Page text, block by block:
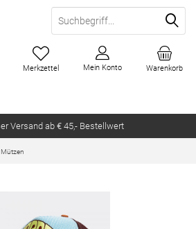
Versand ab € 45,- Bestellwert
Warenkorb
Merkzettel Mein Konto